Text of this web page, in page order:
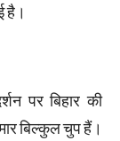
है।
पर बिहार की
बिल्कुल चुप हैं।